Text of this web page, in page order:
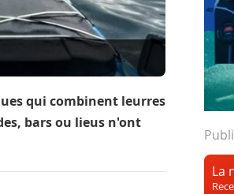
qui combinent leurres
bars ou lieus n'ont
La